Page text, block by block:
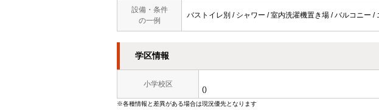
設備・条件
の一例
バストイレ別 / シャワー / 室内洗濯機置き場 / バルコニー
学区情報
小学校区
()
※各種情報と差異がある場合は現況優先となります